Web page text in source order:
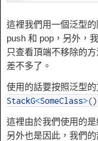
這裡我們用一個泛型
push 和 pop，另外，
只查看頂端不移除的
差不多了。
使用的話要按照泛型的
StackG<SomeClass>()
這裡由於我們使用的
另外也是因此，我們